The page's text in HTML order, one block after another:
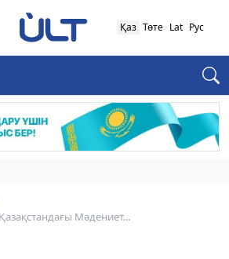
Қаз Төте Lat Рус
Мәдениет...